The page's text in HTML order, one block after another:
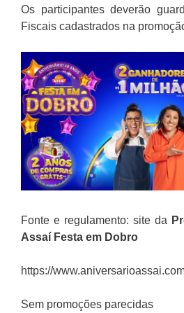
Os participantes deverão
Fiscais cadastrados na
Fonte e regulamento: site da
Assaí Festa em Dobro
https://
Sem promoções parecidas